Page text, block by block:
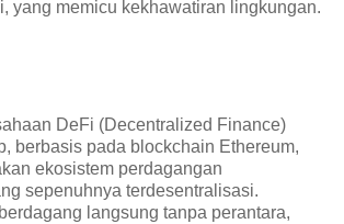
yang memicu kekhawatiran lingkungan.
DeFi (Decentralized Finance)
berbasis pada blockchain Ethereum,
ekosistem perdagangan
sepenuhnya terdesentralisasi.
langsung tanpa perantara,